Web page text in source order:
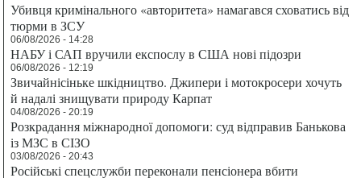
Убивця кримінального «авторитета» намагався сховатись від
тюрми в ЗСУ
06/08/2026 - 14:28
НАБУ і САП вручили експослу в США нові підозри
06/08/2026 - 12:19
Звичайнісіньке шкідництво. Джипери і мотокросери хочуть
й надалі знищувати природу Карпат
04/08/2026 - 20:19
Розкрадання міжнародної допомоги: суд відправив Банькова
із МЗС в СІЗО
03/08/2026 - 20:43
Російські спецслужби переконали пенсіонера вбити